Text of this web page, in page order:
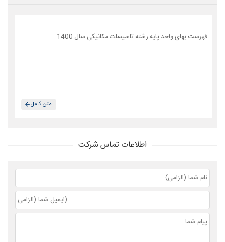
فهرست بهای واحد پایه رشته تاسیسات مکانیکی سال 1400
متن کامل
اطلاعات تماس شرکت